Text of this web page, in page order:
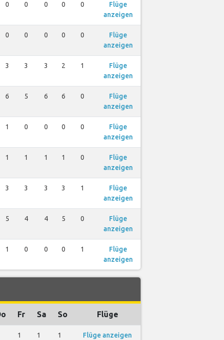
0 0 0 0 0
Flüge
anzeigen
0 0 0 0 0
Flüge
anzeigen
3 3 3 2 1
Flüge
anzeigen
6 5 6 6 0
Flüge
anzeigen
1 0 0 0 0
Flüge
anzeigen
1 1 1 1 0
Flüge
anzeigen
3 3 3 3 1
Flüge
anzeigen
5 4 4 5 0
Flüge
anzeigen
1 0 0 0 1
Flüge
anzeigen
Fr Sa So Flüge
1 1 1 Flüge anzeigen